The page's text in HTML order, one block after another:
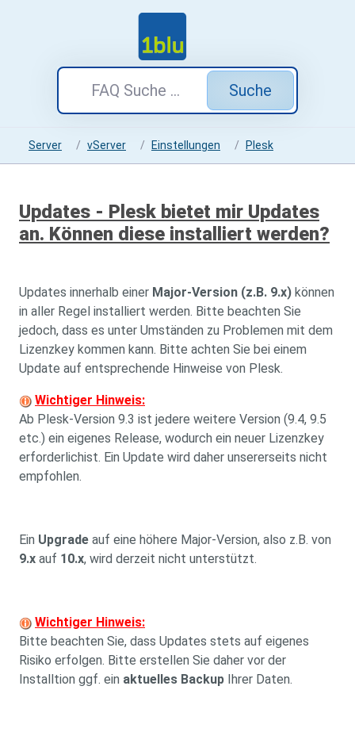
Suche
Server vServer Einstellungen Plesk
Updates - Plesk bietet mir Updates
an. Können diese installiert werden?
Updates innerhalb einer Major-Version (z.B. 9.x) können
in aller Regel installiert werden. Bitte beachten Sie
jedoch, dass es unter Umständen zu Problemen mit dem
Lizenzkey kommen kann. Bitte achten Sie bei einem
Update auf entsprechende Hinweise von Plesk.
Wichtiger Hinweis:
Ab Plesk-Version 9.3 ist jedere weitere Version (9.4, 9.5
etc.) ein eigenes Release, wodurch ein neuer Lizenzkey
erforderlichist. Ein Update wird daher unsererseits nicht
empfohlen.
Ein Upgrade auf eine höhere Major-Version, also z.B. von
9.x auf 10.x, wird derzeit nicht unterstützt.
Wichtiger Hinweis:
Bitte beachten Sie, dass Updates stets auf eigenes
Risiko erfolgen. Bitte erstellen Sie daher vor der
Installtion ggf. ein aktuelles Backup Ihrer Daten.